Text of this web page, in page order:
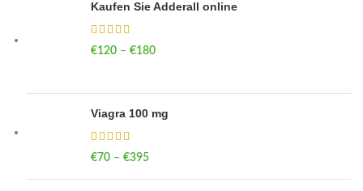
Kaufen Sie Adderall online
€120 – €180
Viagra 100 mg
€70 – €395